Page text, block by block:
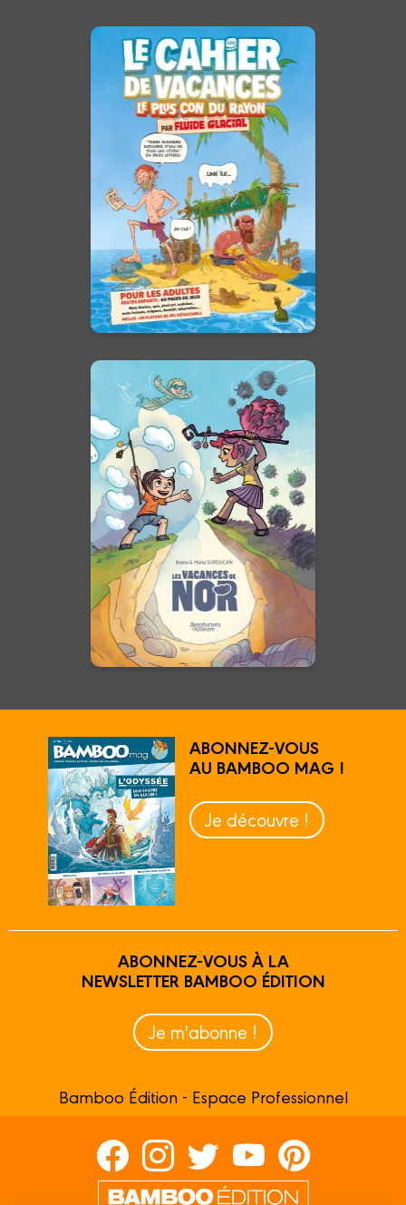
Le cahier de
vacances le plus
con du rayon par
Fluide Glacial
Date de parution :
20/05/2026
Le cahier de vacances pour les
grands enfants !
En voir +
Les Vacances de
Nor
Date de parution :
21/02/2024
Entre merveilleux, fous rires et
amitiés, vivez un formidable
été !
En voir +
ABONNEZ-VOUS
AU BAMBOO MAG !
Je découvre !
ABONNEZ-VOUS À LA
NEWSLETTER BAMBOO ÉDITION
Je m'abonne !
Bamboo Édition - Espace Professionnel